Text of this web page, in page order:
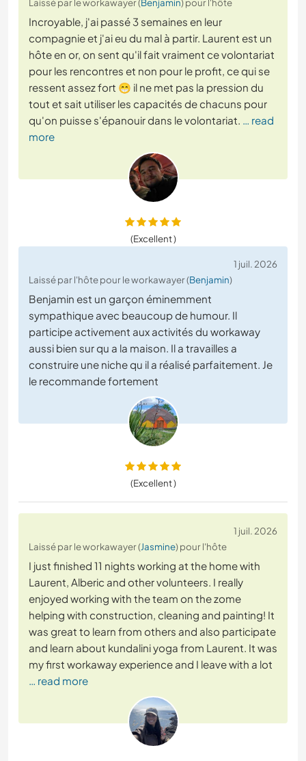
Laissé par le workawayer (Benjamin) pour l'hôte
Incroyable, j'ai passé 3 semaines en leur
compagnie et j'ai eu du mal à partir. Laurent est un
hôte en or, on sent qu'il fait vraiment ce volontariat
pour les rencontres et non pour le profit, ce qui se
ressent assez fort 😁 il ne met pas la pression du
tout et sait utiliser les capacités de chacuns pour
qu'on puisse s'épanouir dans le volontariat. … read
more
(Excellent )
1 juil. 2026
Laissé par l'hôte pour le workawayer (Benjamin)
Benjamin est un garçon éminemment
sympathique avec beaucoup de humour. Il
participe activement aux activités du workaway
aussi bien sur qu a la maison. Il a travailles a
construire une niche qu il a réalisé parfaitement. Je
le recommande fortement
(Excellent )
1 juil. 2026
Laissé par le workawayer (Jasmine) pour l'hôte
I just finished 11 nights working at the home with
Laurent, Alberic and other volunteers. I really
enjoyed working with the team on the zome
helping with construction, cleaning and painting! It
was great to learn from others and also participate
and learn about kundalini yoga from Laurent. It was
my first workaway experience and I leave with a lot
… read more